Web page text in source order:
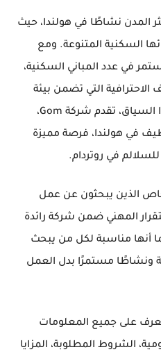
المدن نشاطًا في هولندا، حيث
السكنية المتنوعة. ومع
في عدد المباني السكنية،
الاحترافية التي تضمن بيئة
السياق، تقدم شركة Gom،
في هولندا، فرصة مميزة
في روتردام.
الذين يبحثون عن عمل
المهني ضمن شركة رائدة
أنها مناسبة لكل من يبحث
ونشاطًا مستمرًا بدل العمل
على جميع المعلومات
الشروط المطلوبة، المزايا